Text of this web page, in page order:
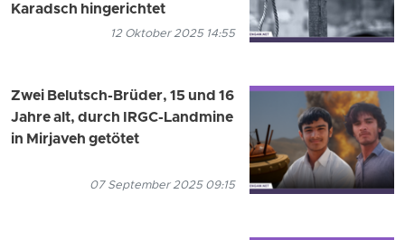
Karadsch hingerichtet
12 Oktober 2025 14:55
Zwei Belutsch-Brüder, 15 und 16
Jahre alt, durch IRGC-Landmine
in Mirjaveh getötet
07 September 2025 09:15